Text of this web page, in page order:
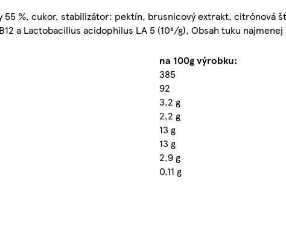
55 %, cukor, stabilizátor: pektín, brusnicový extrakt, citrónová
a Lactobacillus acidophilus LA 5 (10⁶/g), Obsah tuku najmenej
na 100g výrobku:
385
92
3,2 g
2,2 g
13 g
13 g
2,9 g
0,11 g